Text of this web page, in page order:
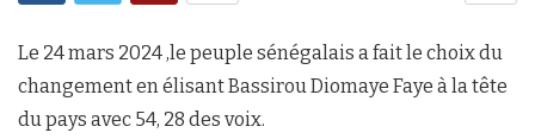
Le 24 mars 2024 ,le peuple sénégalais a fait le choix du
changement en élisant Bassirou Diomaye Faye à la tête
du pays avec 54, 28 des voix.